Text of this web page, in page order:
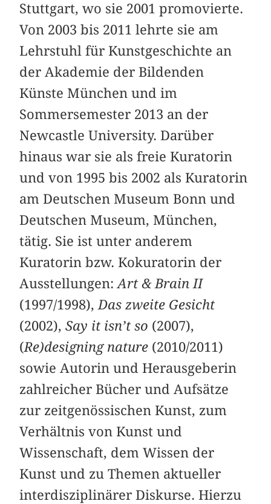
Stuttgart, wo sie 2001 promovierte.
Von 2003 bis 2011 lehrte sie am
Lehrstuhl für Kunstgeschichte an
der Akademie der Bildenden
Künste München und im
Sommersemester 2013 an der
Newcastle University. Darüber
hinaus war sie als freie Kuratorin
und von 1995 bis 2002 als Kuratorin
am Deutschen Museum Bonn und
Deutschen Museum, München,
tätig. Sie ist unter anderem
Kuratorin bzw. Kokuratorin der
Ausstellungen:Art & Brain II
(1997/1998),Das zweite Gesicht
(2002),Say it isn’t so (2007),
(Re)designing nature (2010/2011)
sowie Autorin und Herausgeberin
zahlreicher Bücher und Aufsätze
zur zeitgenössischen Kunst, zum
Verhältnis von Kunst und
Wissenschaft, dem Wissen der
Kunst und zu Themen aktueller
interdisziplinärer Diskurse. Hierzu